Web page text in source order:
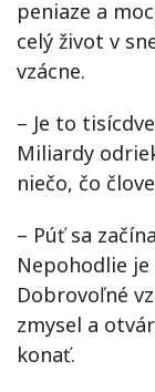
peniaze a
celý život v
vzácne.
– Je to
Miliardy
niečo, čo
– Púť sa
Nepohodlie
Dobrovoľné
zmysel a
konať.